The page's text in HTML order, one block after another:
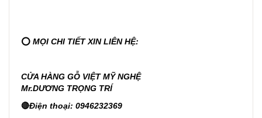
⭕ MỌI CHI TIẾT XIN LIÊN HỆ:
CỬA HÀNG GỖ VIỆT MỸ NGHỆ
Mr.DƯƠNG TRỌNG TRÍ
🔴Điện thoại: 0946232369